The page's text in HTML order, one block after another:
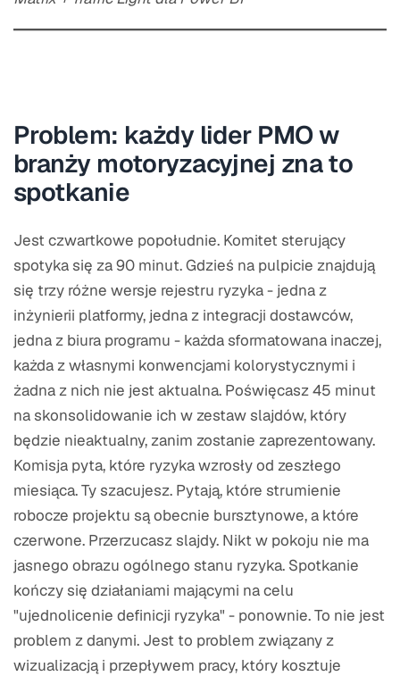
Problem: każdy lider PMO w
branży motoryzacyjnej zna to
spotkanie
Jest czwartkowe popołudnie. Komitet sterujący
spotyka się za 90 minut. Gdzieś na pulpicie znajdują
się trzy różne wersje rejestru ryzyka - jedna z
inżynierii platformy, jedna z integracji dostawców,
jedna z biura programu - każda sformatowana inaczej,
każda z własnymi konwencjami kolorystycznymi i
żadna z nich nie jest aktualna. Poświęcasz 45 minut
na skonsolidowanie ich w zestaw slajdów, który
będzie nieaktualny, zanim zostanie zaprezentowany.
Komisja pyta, które ryzyka wzrosły od zeszłego
miesiąca. Ty szacujesz. Pytają, które strumienie
robocze projektu są obecnie bursztynowe, a które
czerwone. Przerzucasz slajdy. Nikt w pokoju nie ma
jasnego obrazu ogólnego stanu ryzyka. Spotkanie
kończy się działaniami mającymi na celu
"ujednolicenie definicji ryzyka" - ponownie. To nie jest
problem z danymi. Jest to problem związany z
wizualizacją i przepływem pracy, który kosztuje